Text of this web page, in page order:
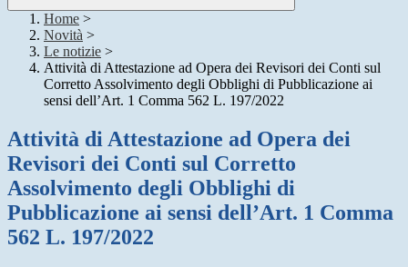
Home >
Novità >
Le notizie >
Attività di Attestazione ad Opera dei Revisori dei Conti sul
Corretto Assolvimento degli Obblighi di Pubblicazione ai
sensi dell’Art. 1 Comma 562 L. 197/2022
Attività di Attestazione ad Opera dei
Revisori dei Conti sul Corretto
Assolvimento degli Obblighi di
Pubblicazione ai sensi dell’Art. 1 Comma
562 L. 197/2022